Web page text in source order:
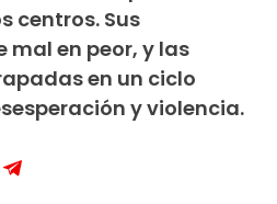
centros. Sus
mal en peor, y las
en un ciclo
y violencia.